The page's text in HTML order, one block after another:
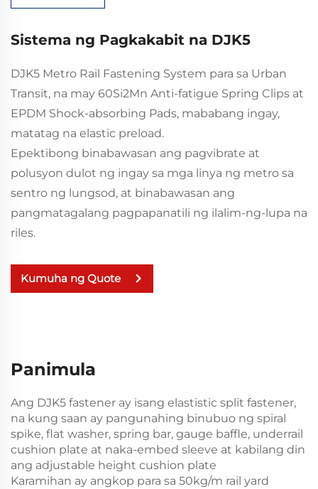
Sistema ng Pagkakabit na DJK5
DJK5 Metro Rail Fastening System para sa Urban
Transit, na may 60Si2Mn Anti-fatigue Spring Clips at
EPDM Shock-absorbing Pads, mababang ingay,
matatag na elastic preload.
Epektibong binabawasan ang pagvibrate at
polusyon dulot ng ingay sa mga linya ng metro sa
sentro ng lungsod, at binabawasan ang
pangmatagalang pagpapanatili ng ilalim-ng-lupa na
riles.
Kumuha ng Quote
Panimula
Ang DJK5 fastener ay isang elastistic split fastener,
na kung saan ay pangunahing binubuo ng spiral
spike, flat washer, spring bar, gauge baffle, underrail
cushion plate at naka-embed sleeve at kabilang din
ang adjustable height cushion plate
Karamihan ay angkop para sa 50kg/m rail yard